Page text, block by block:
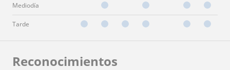
Mediodía
Tarde
Reconocimientos